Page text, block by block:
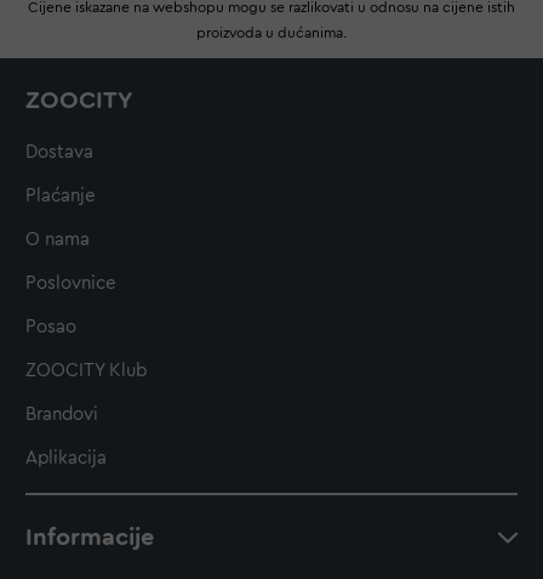
Cijene iskazane na webshopu mogu se razlikovati u odnosu na cijene istih
proizvoda u dućanima.
ZOOCITY
Dostava
Plaćanje
O nama
Poslovnice
Posao
ZOOCITY Klub
Brandovi
Aplikacija
Informacije